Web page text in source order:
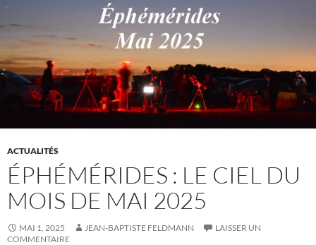
ACTUALITÉS
ÉPHÉMÉRIDES : LE CIEL DU
MOIS DE MAI 2025
MAI 1, 2025 JEAN-BAPTISTE FELDMANN
LAISSER UN
COMMENTAIRE